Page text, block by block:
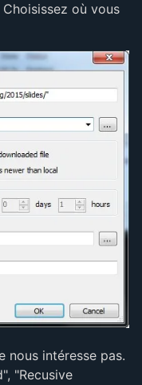
où vous
nous intéresse pas.
"Recusive